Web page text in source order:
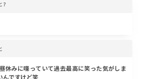
?
休みに喋っていて過去最高に笑った気がしま
んですけど笑